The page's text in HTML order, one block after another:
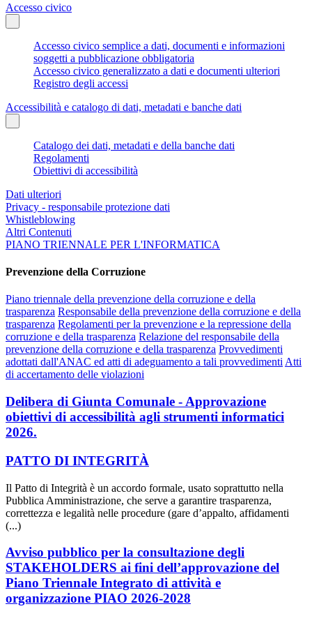
Accesso civico
Accesso civico semplice a dati, documenti e informazioni
soggetti a pubblicazione obbligatoria
Accesso civico generalizzato a dati e documenti ulteriori
Registro degli accessi
Accessibilità e catalogo di dati, metadati e banche dati
Catalogo dei dati, metadati e della banche dati
Regolamenti
Obiettivi di accessibilità
Dati ulteriori
Privacy - responsabile protezione dati
Whistleblowing
Altri Contenuti
PIANO TRIENNALE PER L'INFORMATICA
Prevenzione della Corruzione
Piano triennale della prevenzione della corruzione e della
trasparenza Responsabile della prevenzione della corruzione e della
trasparenza Regolamenti per la prevenzione e la repressione della
corruzione e della trasparenza Relazione del responsabile della
prevenzione della corruzione e della trasparenza Provvedimenti
adottati dall'ANAC ed atti di adeguamento a tali provvedimenti Atti
di accertamento delle violazioni
Delibera di Giunta Comunale - Approvazione
obiettivi di accessibilità agli strumenti informatici
2026.
PATTO DI INTEGRITÀ
Il Patto di Integrità è un accordo formale, usato soprattutto nella
Pubblica Amministrazione, che serve a garantire trasparenza,
correttezza e legalità nelle procedure (gare d’appalto, affidamenti
(...)
Avviso pubblico per la consultazione degli
STAKEHOLDERS ai fini dell’approvazione del
Piano Triennale Integrato di attività e
organizzazione PIAO 2026-2028